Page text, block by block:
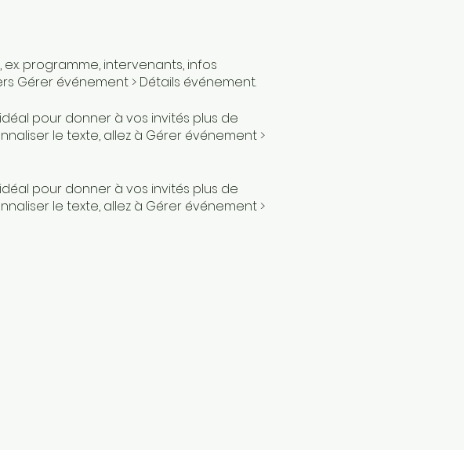
programme, intervenants, infos
Gérer événement > Détails événement.
pour donner à vos invités plus de
le texte, allez à Gérer événement >
pour donner à vos invités plus de
le texte, allez à Gérer événement >